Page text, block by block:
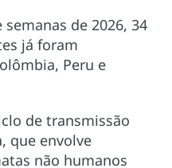
de 2026, 34
já foram
Peru e
de transmissão
que envolve
não humanos